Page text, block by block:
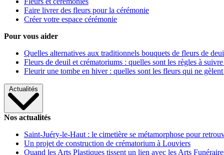
Faire livrer des fleurs pour la cérémonie
Créer votre espace cérémonie
Pour vous aider
Quelles alternatives aux traditionnels bouquets de fleurs de
Fleurs de deuil et crématoriums : quelles sont les règles à
Fleurir une tombe en hiver : quelles sont les fleurs qui ne gèlent
Actualités
Nos actualités
Saint-Juéry-le-Haut : le cimetière se métamorphose pour
Un projet de construction de crématorium à Louviers
Quand les Arts Plastiques tissent un lien avec les Arts